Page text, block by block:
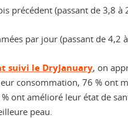
précédent (passant de 3,8 à
par jour (passant de 4,2 à
suivi le DryJanuary, on
consommation, 76 % ont
ont amélioré leur état de
peau.